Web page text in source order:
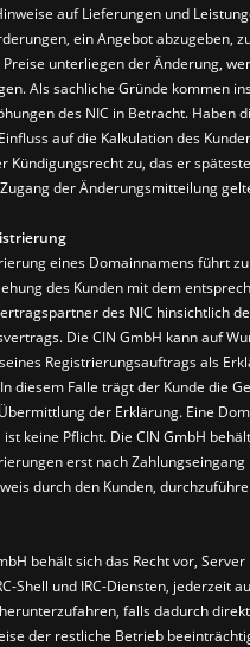
auf Lieferungen und
ein Angebot abzugeben,
unterliegen der Änderung,
Als sachliche Gründe kommen
des NIC in Betracht. Haben
auf die Kalkulation des
Kündigungsrecht zu, das er
der Änderungsmitteilung
eines Domainnamens führt
des Kunden mit dem
des NIC hinsichtlich
Die CIN GmbH kann auf
Registrierungsauftrags als
diesem Falle trägt der Kunde die
der Erklärung. Eine
ist keine Pflicht. Die CIN GmbH
erst nach Zahlungseingang
durch den Kunden,
behält sich das Recht vor,
Shell und IRC-Diensten, jederzeit
falls dadurch
der restliche Betrieb